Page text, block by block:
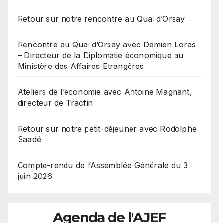
Retour sur notre rencontre au Quai d’Orsay
Rencontre au Quai d’Orsay avec Damien Loras
– Directeur de la Diplomatie économique au
Ministère des Affaires Etrangères
Ateliers de l’économie avec Antoine Magnant,
directeur de Tracfin
Retour sur notre petit-déjeuner avec Rodolphe
Saadé
Compte-rendu de l’Assemblée Générale du 3
juin 2026
Agenda de l'AJEF